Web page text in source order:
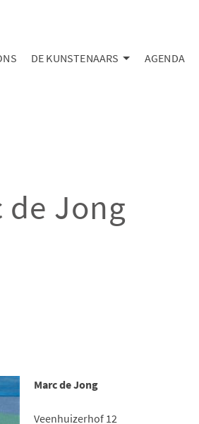
DE KUNSTENAARS AGENDA
de Jong
Marc de Jong
Veenhuizerhof 12